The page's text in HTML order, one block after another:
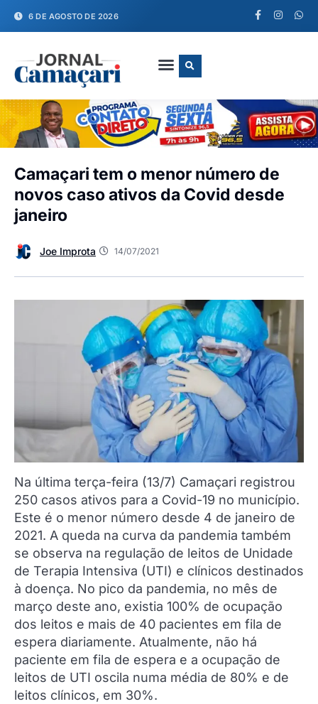
6 DE AGOSTO DE 2026
Camaçari tem o menor número de
novos caso ativos da Covid desde
janeiro
Joe Improta 14/07/2021
Na última terça-feira (13/7) Camaçari registrou
250 casos ativos para a Covid-19 no município.
Este é o menor número desde 4 de janeiro de
2021. A queda na curva da pandemia também
se observa na regulação de leitos de Unidade
de Terapia Intensiva (UTI) e clínicos destinados
à doença. No pico da pandemia, no mês de
março deste ano, existia 100% de ocupação
dos leitos e mais de 40 pacientes em fila de
espera diariamente. Atualmente, não há
paciente em fila de espera e a ocupação de
leitos de UTI oscila numa média de 80% e de
leitos clínicos, em 30%.